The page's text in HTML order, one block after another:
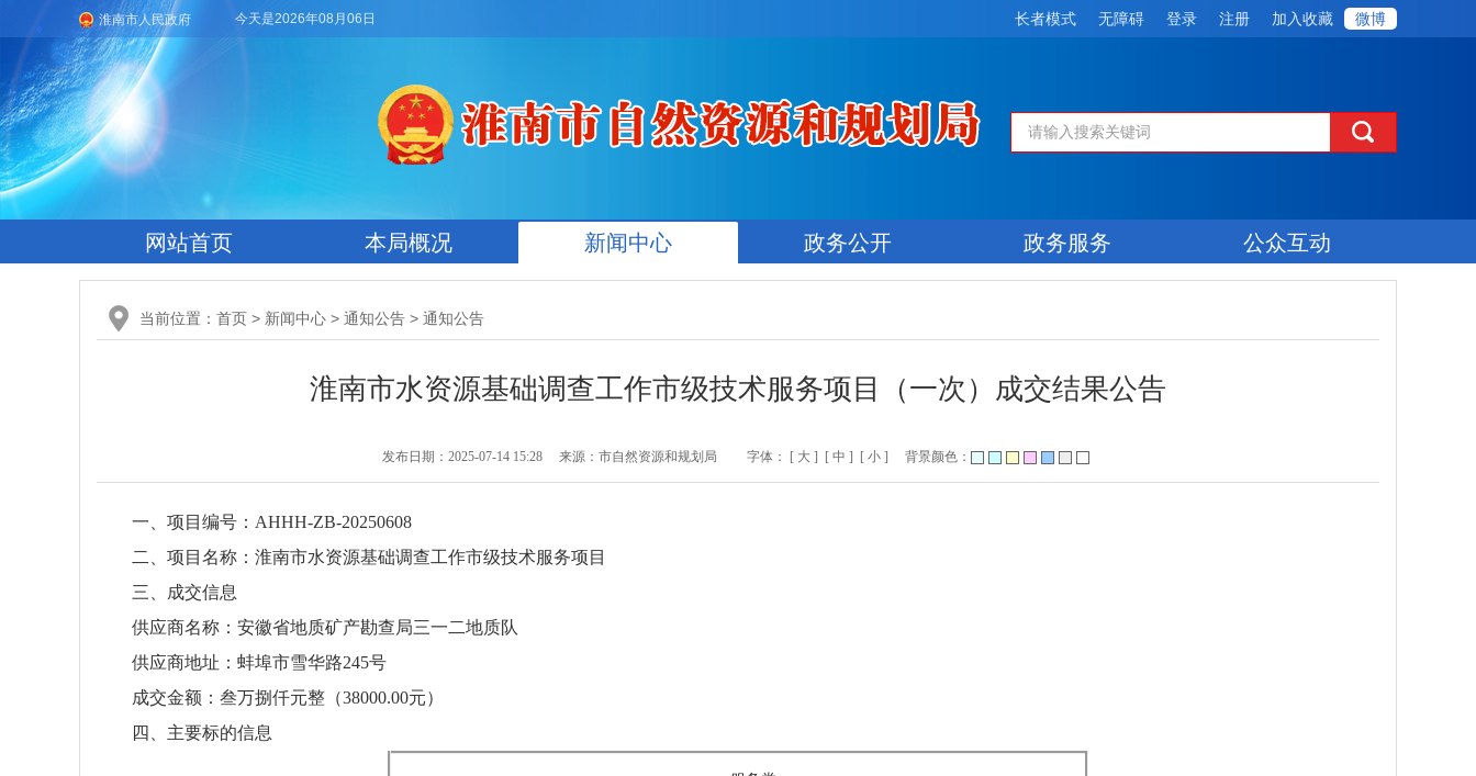
淮南市人民政府 今天是2026年08月06日 长者模式 无障碍 登录 注册 加入收藏 微博
网站首页 本局概况 新闻中心 政务公开 政务服务 公众互动
当前位置： 首页 > 新闻中心 > 通知公告 > 通知公告
淮南市水资源基础调查工作市级技术服务项目（一次）成交结果公告
发布日期：2025-07-14 15:28 来源：市自然资源和规划局 字体： [ 大 ] [ 中 ] [ 小 ] 背景颜色：
一、项目编号：AHHH-ZB-20250608
二、项目名称：淮南市水资源基础调查工作市级技术服务项目
三、成交信息
供应商名称：安徽省地质矿产勘查局三一二地质队
供应商地址：蚌埠市雪华路245号
成交金额：叁万捌仟元整（38000.00元）
四、主要标的信息